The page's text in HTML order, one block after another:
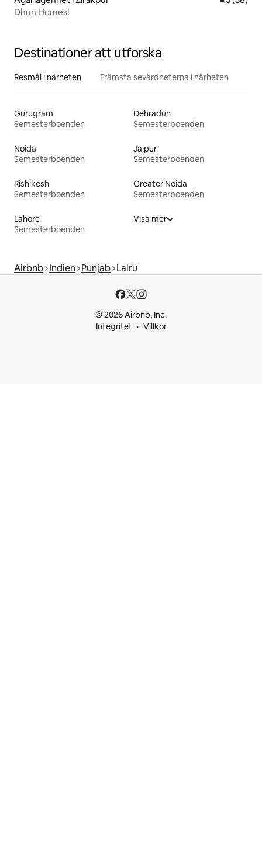
Dhun Homes!
Destinationer att utforska
Resmål i närheten Främsta sevärdheterna i närheten
Gurugram
Semesterboenden
Dehradun
Semesterboenden
Noida
Semesterboenden
Jaipur
Semesterboenden
Rishikesh
Semesterboenden
Greater Noida
Semesterboenden
Lahore
Semesterboenden
Visa mer
Airbnb Indien Punjab Lalru
© 2026 Airbnb, Inc.
Integritet
Villkor